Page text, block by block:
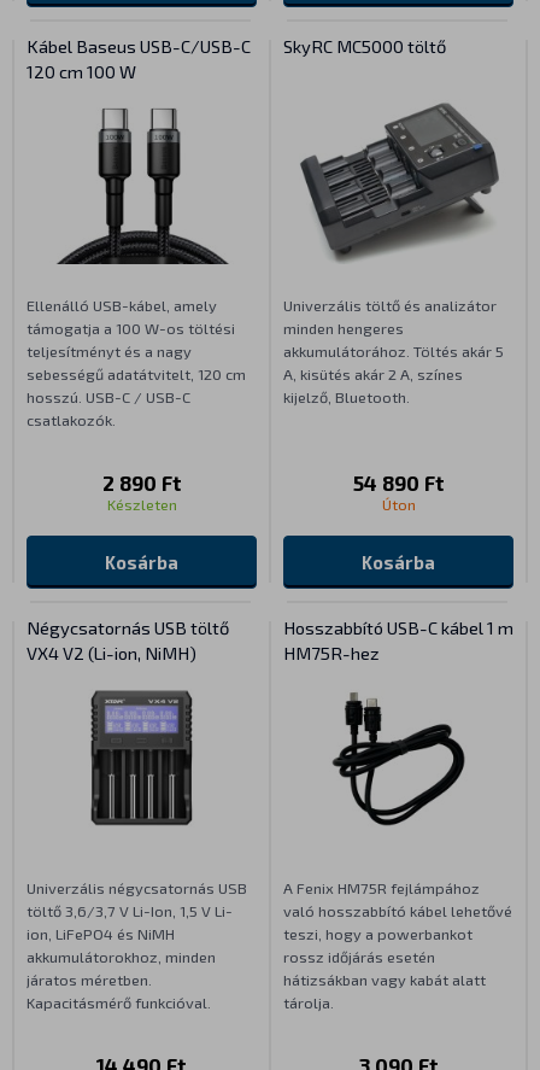
Kábel Baseus USB-C/USB-C
120 cm 100 W
Ellenálló USB-kábel, amely
támogatja a 100 W-os töltési
teljesítményt és a nagy
sebességű adatátvitelt, 120 cm
hosszú. USB-C / USB-C
csatlakozók.
2 890 Ft
Készleten
Kosárba
SkyRC MC5000 töltő
Univerzális töltő és analizátor
minden hengeres
akkumulátorához. Töltés akár 5
A, kisütés akár 2 A, színes
kijelző, Bluetooth.
54 890 Ft
Úton
Kosárba
Négycsatornás USB töltő
VX4 V2 (Li-ion, NiMH)
Univerzális négycsatornás USB
töltő 3,6/3,7 V Li-Ion, 1,5 V Li-
ion, LiFePO4 és NiMH
akkumulátorokhoz, minden
járatos méretben.
Kapacitásmérő funkcióval.
14 490 Ft
Hosszabbító USB-C kábel 1 m
HM75R-hez
A Fenix HM75R fejlámpához
való hosszabbító kábel lehetővé
teszi, hogy a powerbankot
rossz időjárás esetén
hátizsákban vagy kabát alatt
tárolja.
3 090 Ft